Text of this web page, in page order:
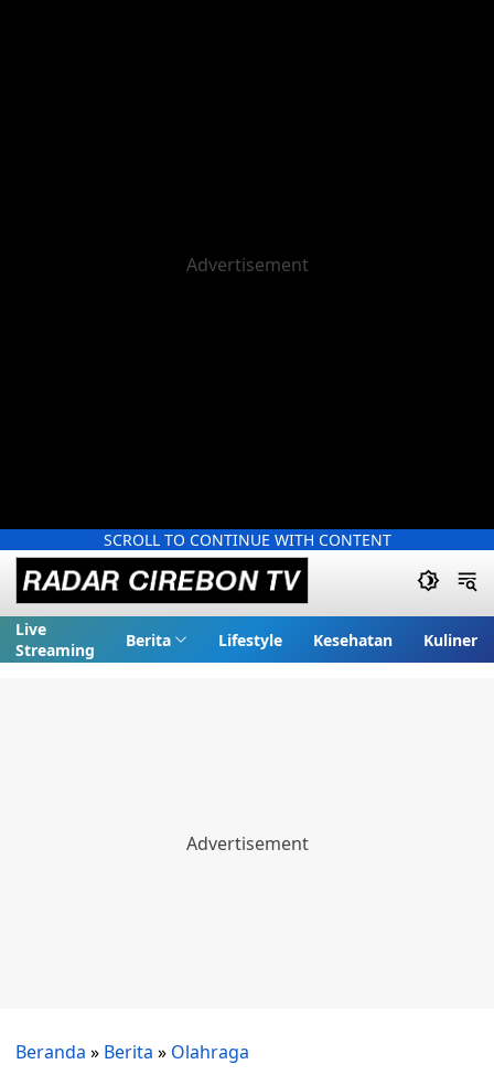
SCROLL TO CONTINUE WITH CONTENT
Live
Streaming
Berita Lifestyle Kesehatan Kuliner
Beranda » Berita » Olahraga